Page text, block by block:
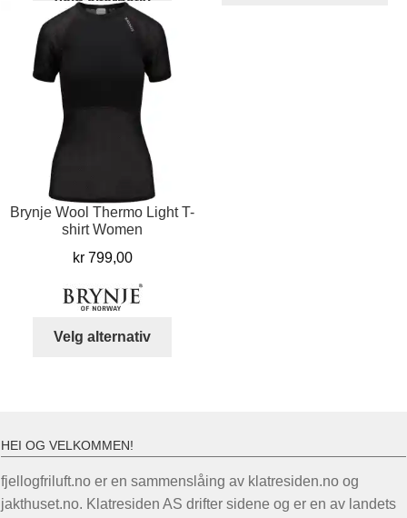
flere
varianter.
Brynje Wool Thermo Light T-
shirt Women
kr799,00
Velg alternativ
velges
på
HEI OG VELKOMMEN!
fjellogfriluft.no er en sammenslåing av klatresiden.no og
jakthuset.no. Klatresiden AS drifter sidene og er en av landets